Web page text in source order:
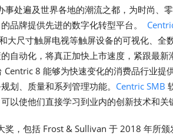
事处遍及世界各地的潮流之都，为时尚、
品牌提供先进的数字化转型平台。
大尺寸触屏电视等触屏设备的可视化、全
自动化，将真正加快上市速度，紧跟最新
Centric 8 能够为快速变化的消费品行业提
划、质量和系列管理功能。 Centric SMB
以使他们直接学习到业内的创新技术和关
奖，包括 Frost & Sullivan 于 2018 年所